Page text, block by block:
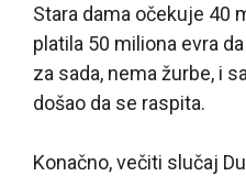
Stara dama očekuje 40
platila 50 miliona evra
za sada, nema žurbe, i
došao da se raspita.
Konačno, večiti slučaj